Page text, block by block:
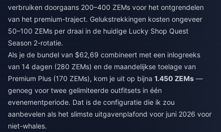
verbruiken doorgaans 200–400 ZEMs voor het ontgrendelen
van het premium-traject. Gelukstrekkingen kosten ongeveer
50–100 ZEMs per draai in de huidige Lucky Shop Quest
Season 2-rotatie.
Als je de bundel van $62,69 combineert met een inlogreeks
van 14 dagen (280 ZEMs) en de maandelijkse toelage van
Premium Plus (170 ZEMs), kom je uit op bijna 1.450 ZEMs —
genoeg voor twee gelimiteerde outfitsets in één
evenementperiode. Dat is de configuratie die ik zou
aanbevelen als het slimste uitgavenplafond voor juni 2026 voor
niet-whales.